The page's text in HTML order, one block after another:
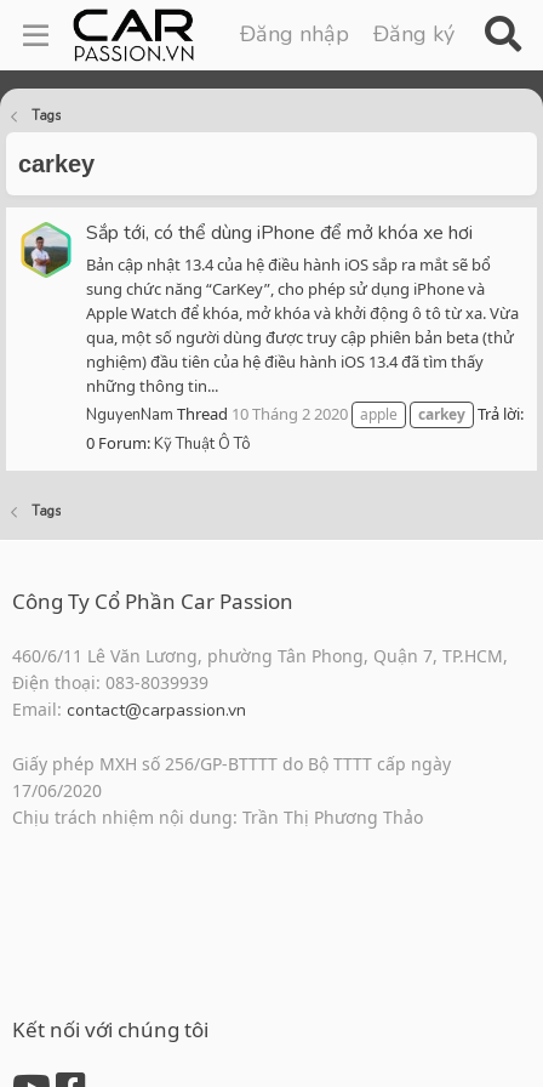
Đăng nhập Đăng ký
Tags
carkey
Sắp tới, có thể dùng iPhone để mở khóa xe hơi
Bản cập nhật 13.4 của hệ điều hành iOS sắp ra mắt sẽ bổ
sung chức năng “CarKey”, cho phép sử dụng iPhone và
Apple Watch để khóa, mở khóa và khởi động ô tô từ xa. Vừa
qua, một số người dùng được truy cập phiên bản beta (thử
nghiệm) đầu tiên của hệ điều hành iOS 13.4 đã tìm thấy
những thông tin...
NguyenNam Thread 10 Tháng 2 2020 apple carkey Trả lời:
0 Forum:Kỹ Thuật Ô Tô
Tags
Công Ty Cổ Phần Car Passion
460/6/11 Lê Văn Lương, phường Tân Phong, Quận 7, TP.HCM,
Điện thoại: 083-8039939
Email: contact@carpassion.vn
Giấy phép MXH số 256/GP-BTTTT do Bộ TTTT cấp ngày
17/06/2020
Chịu trách nhiệm nội dung: Trần Thị Phương Thảo
Kết nối với chúng tôi